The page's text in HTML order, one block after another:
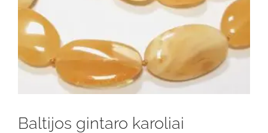
Baltijos gintaro karoliai